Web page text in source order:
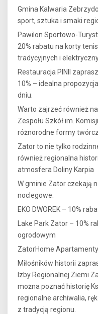
Gmina Kalwaria
sport, sztuka i smaki
Pawilon Sportowo-
20% rabatu na korty
tradycyjnych i
Restauracja PINII
10% – idealna
dniu.
Warto zajrzeć również
Zespołu Szkół im.
różnorodne formy
Zator to nie tylko
również regionalna
atmosfera Doliny Karpia
W gminie Zator czekają
noclegowe:
EKO DWOREK – 10%
Lake Park Zator – 10%
ogrodowym
ZatorHome
Miłośników historii
Izby Regionalnej Ziemi
można poznać historię
regionalne archiwalia,
z tradycją regionu.